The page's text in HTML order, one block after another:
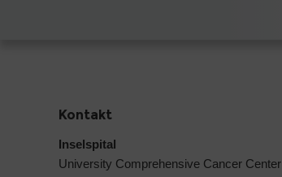
Kontakt
Inselspital
University Comprehensive Cancer Center